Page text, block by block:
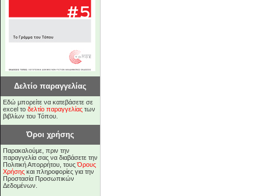
Δελτίο παραγγελίας
Εδώ μπορείτε να κατεβάσετε σε
excel το δελτίο παραγγελίας των
βιβλίων του Τόπου.
Όροι χρήσης
Παρακαλούμε, πριν την
παραγγελία σας να διαβάσετε την
Πολιτική Απορρήτου, τουςΌρους
Χρήσης και πληροφορίες για την
Προστασία Προσωπικών
Δεδομένων.